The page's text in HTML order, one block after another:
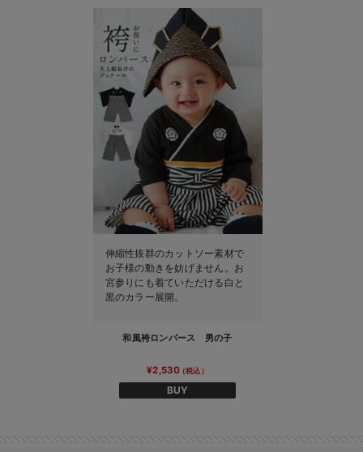
伸縮性抜群のカットソー素材で
お子様の動きを妨げません。お
宮参りにも着ていただける白と
黒のカラー展開。
和風袴ロンパース 男の子
¥2,530
BUY